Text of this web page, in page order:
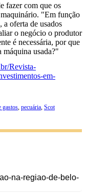
fazer com que os
maquinário. "Em função
a oferta de usados
o negócio o produtor
é necessária, por que
máquina usada?"
Revista-
em-
gastos, pecuária, Scot